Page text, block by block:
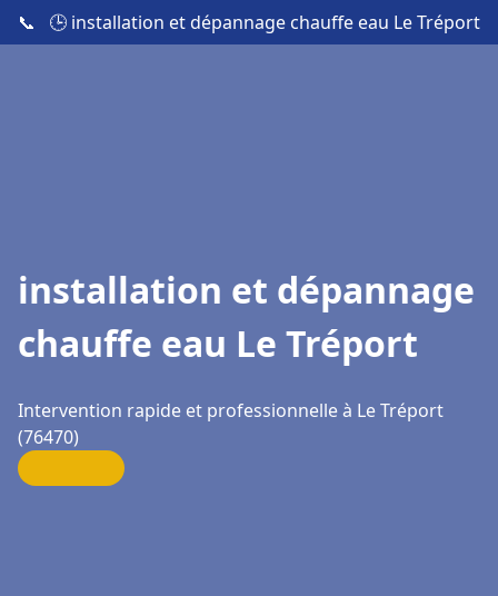
📞 🕒 installation et dépannage chauffe eau Le Tréport
installation et dépannage
chauffe eau Le Tréport
Intervention rapide et professionnelle à Le Tréport
(76470)